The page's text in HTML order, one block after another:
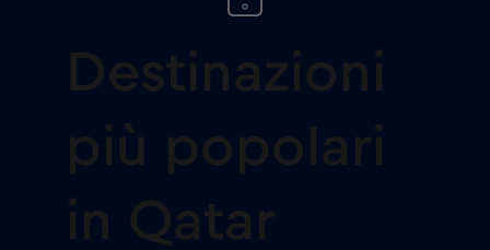
Destinazioni
più popolari
in Qatar